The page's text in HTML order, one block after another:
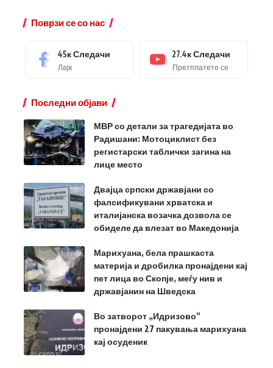
Поврзи се со нас
45кСледачи
Лајк
27.4кСледачи
Претплатете се
Последни објави
МВР со детали за трагедијата во
Радишани: Мотоциклист без
регистарски таблички загина на
лице место
Двајца српски државјани со
фалсификувани хрватска и
италијанска возачка дозвола се
обиделе да влезат во Македонија
Марихуана, бела прашкаста
материја и дробилка пронајдени кај
пет лица во Скопје, меѓу нив и
државјанин на Шведска
Во затворот „Идризово“
пронајдени 27 пакувања марихуана
кај осуденик